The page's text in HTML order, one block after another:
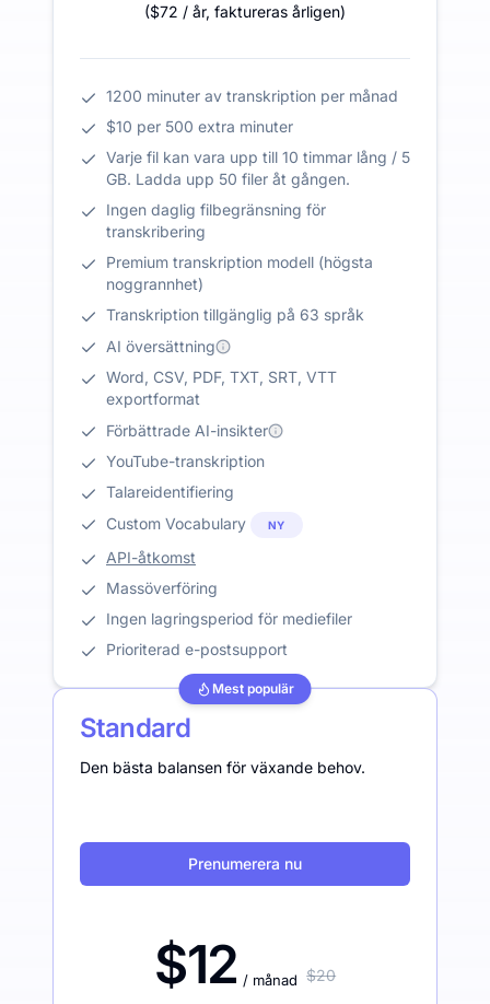
($72 / år, faktureras årligen)
1200 minuter av transkription per månad
$10 per 500 extra minuter
Varje fil kan vara upp till 10 timmar lång / 5
GB. Ladda upp 50 filer åt gången.
Ingen daglig filbegränsning för
transkribering
Premium transkription modell (högsta
noggrannhet)
Transkription tillgänglig på 63 språk
AI översättning
Word, CSV, PDF, TXT, SRT, VTT
exportformat
Förbättrade AI-insikter
YouTube-transkription
Talareidentifiering
Custom Vocabulary
NY
API-åtkomst
Massöverföring
Ingen lagringsperiod för mediefiler
Prioriterad e-postsupport
Mest populär
Standard
Den bästa balansen för växande behov.
Prenumerera nu
$12 / månad $20